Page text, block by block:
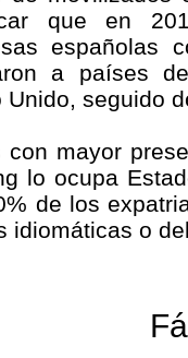
que en
españolas
a países
seguido
mayor
lo ocupa
de los
idiomáticas o